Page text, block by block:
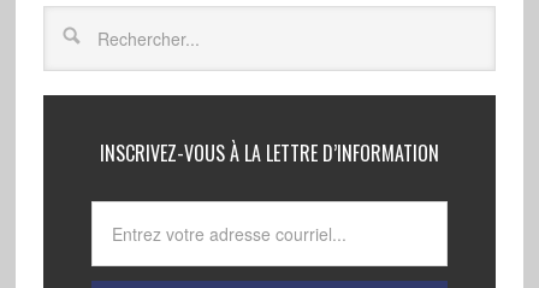
INSCRIVEZ-VOUS À LA LETTRE D’INFORMATION